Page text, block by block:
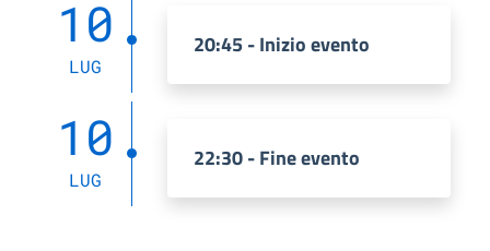
10
LUG
20:45 - Inizio evento
10
LUG
22:30 - Fine evento